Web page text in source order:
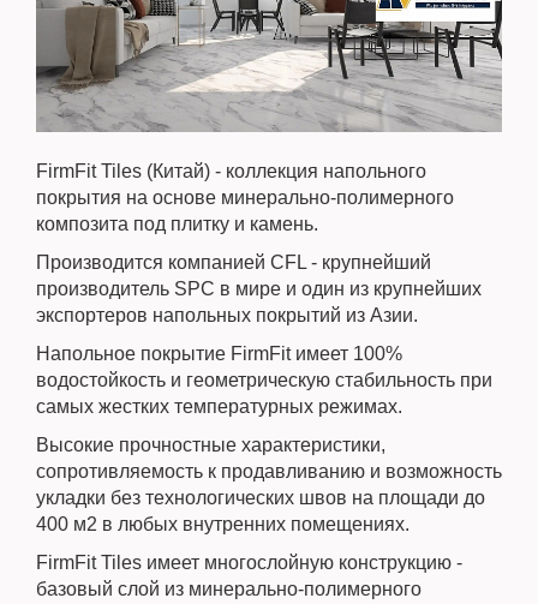
FirmFit Tiles (Китай) - коллекция напольного
покрытия на основе минерально-полимерного
композита под плитку и камень.
Производится компанией CFL - крупнейший
производитель SPC в мире и один из крупнейших
экспортеров напольных покрытий из Азии.
Напольное покрытие FirmFit имеет 100%
водостойкость и геометрическую стабильность при
самых жестких температурных режимах.
Высокие прочностные характеристики,
сопротивляемость к продавливанию и возможность
укладки без технологических швов на площади до
400 м2 в любых внутренних помещениях.
FirmFit Tiles имеет многослойную конструкцию -
базовый слой из минерально-полимерного